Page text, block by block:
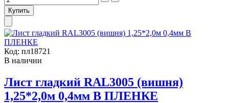
Код: пл18721
В наличии
Лист гладкий RAL3005 (вишня)
1,25*2,0м 0,4мм В ПЛЕНКЕ